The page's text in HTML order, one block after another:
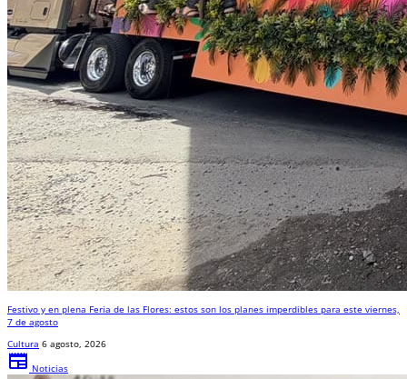
Festivo y en plena Feria de las Flores: estos son los planes imperdibles para este viernes,
7 de agosto
Cultura 6 agosto, 2026
newspaper Noticias